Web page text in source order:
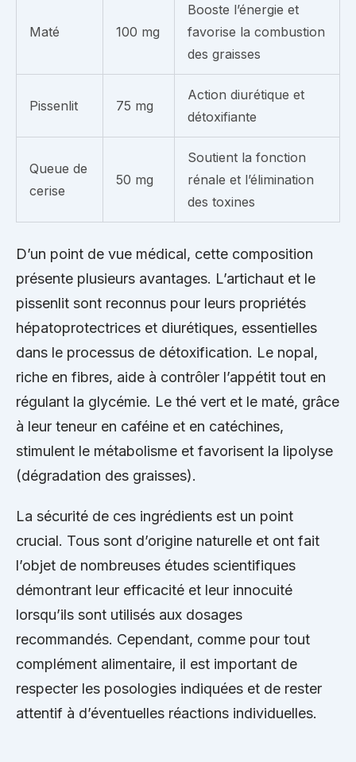
Maté 100 mg
Booste l’énergie et
favorise la combustion
des graisses
Pissenlit 75 mg
Action diurétique et
détoxifiante
Queue de
cerise
50 mg
Soutient la fonction
rénale et l’élimination
des toxines
D’un point de vue médical, cette composition
présente plusieurs avantages. L’artichaut et le
pissenlit sont reconnus pour leurs propriétés
hépatoprotectrices et diurétiques, essentielles
dans le processus de détoxification. Le nopal,
riche en fibres, aide à contrôler l’appétit tout en
régulant la glycémie. Le thé vert et le maté, grâce
à leur teneur en caféine et en catéchines,
stimulent le métabolisme et favorisent la lipolyse
(dégradation des graisses).
La sécurité de ces ingrédients est un point
crucial. Tous sont d’origine naturelle et ont fait
l’objet de nombreuses études scientifiques
démontrant leur efficacité et leur innocuité
lorsqu’ils sont utilisés aux dosages
recommandés. Cependant, comme pour tout
complément alimentaire, il est important de
respecter les posologies indiquées et de rester
attentif à d’éventuelles réactions individuelles.